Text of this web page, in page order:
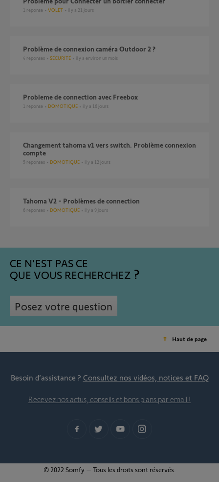
1 réponse VOLET il y a 21 jours
Problème de connexion caméra Outdoor 2 ?
4 réponses SÉCURITÉ il y a environ un mois
probleme de connection avec Freebox
1 réponse DOMOTIQUE il y a 16 jours
Changement tahoma v1 vers switch. Problème connexion
compte
5 réponses DOMOTIQUE il y a 12 jours
Tahoma V2 - Problèmes de connection
6 réponses DOMOTIQUE il y a 9 jours
CE N'EST PAS CE
QUE VOUS RECHERCHEZ
Posez votre question
Haut de page
Besoin d’assistance ? Consultez nos vidéos, notices et FAQ
Recevez nos actus, conseils et bons plans par email !
© 2022 Somfy – Tous les droits sont réservés.